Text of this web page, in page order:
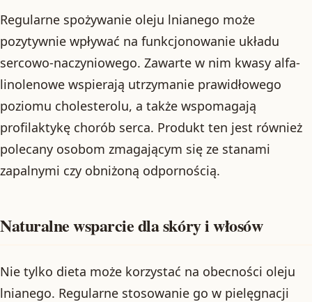
Regularne spożywanie oleju lnianego może
pozytywnie wpływać na funkcjonowanie układu
sercowo-naczyniowego. Zawarte w nim kwasy alfa-
linolenowe wspierają utrzymanie prawidłowego
poziomu cholesterolu, a także wspomagają
profilaktykę chorób serca. Produkt ten jest również
polecany osobom zmagającym się ze stanami
zapalnymi czy obniżoną odpornością.
Naturalne wsparcie dla skóry i włosów
Nie tylko dieta może korzystać na obecności oleju
lnianego. Regularne stosowanie go w pielęgnacji